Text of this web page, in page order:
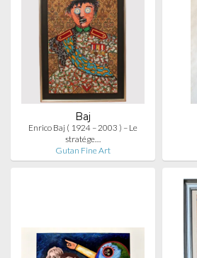
Baj
Enrico Baj ( 1924 – 2003 ) – Le
stratége…
Gutan Fine Art